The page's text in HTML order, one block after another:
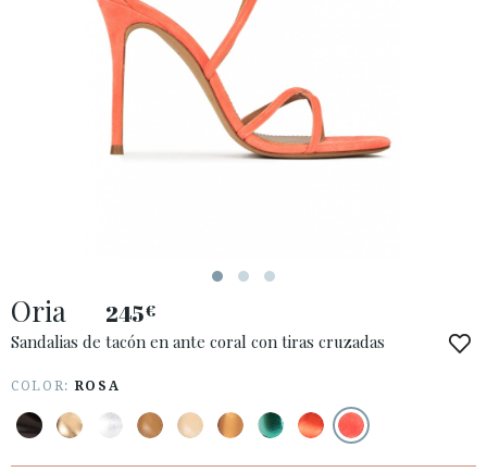
· ATENCIÓN AL CLIENTE
· ENVÍOS
· POLÍTICA DE PRIVACIDAD
· TÉRMINOS Y CONDICIONES
Oria 245€
Sandalias de tacón en ante coral con tiras cruzadas
COLOR: ROSA